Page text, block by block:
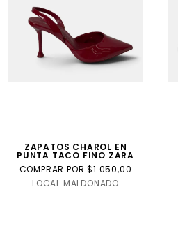
ZAPATOS CHAROL EN
PUNTA TACO FINO ZARA
COMPRAR POR $1.050,00
LOCAL MALDONADO